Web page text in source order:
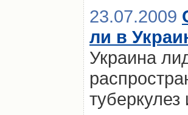
23.07.2009
ли в
Украина
туберкулез